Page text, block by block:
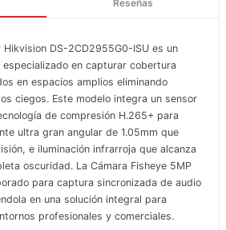
Reseñas
Hikvision DS-2CD2955G0-ISU es un
en capturar cobertura
en espacios amplios eliminando
ciegos. Este modelo integra un sensor
de compresión H.265+ para
ultra gran angular de 1.05mm que
e iluminación infrarroja que alcanza
oscuridad. La Cámara Fisheye 5MP
para captura sincronizada de audio
en una solución integral para
profesionales y comerciales.